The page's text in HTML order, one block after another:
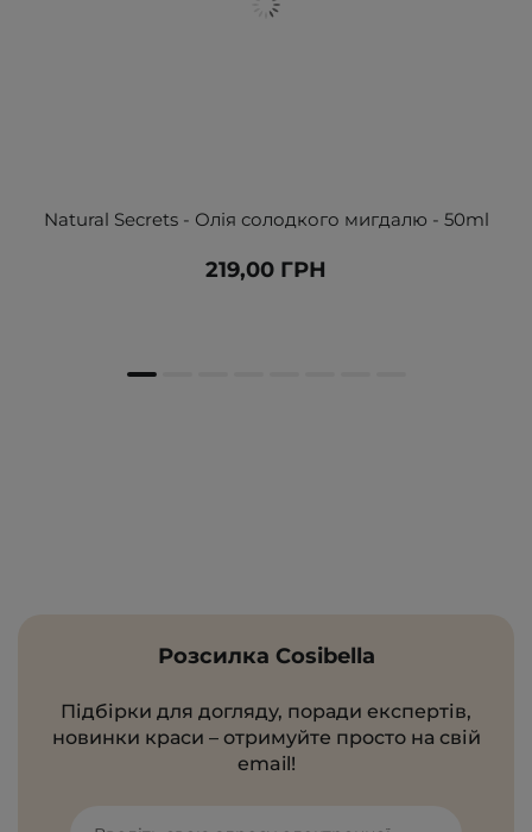
Natural Secrets - Олія солодкого мигдалю - 50ml
219,00 ГРН
Розсилка Cosibella
Підбірки для догляду, поради експертів,
новинки краси – отримуйте просто на свій
email!